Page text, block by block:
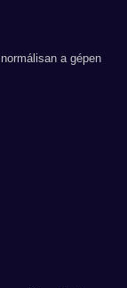
a gépen